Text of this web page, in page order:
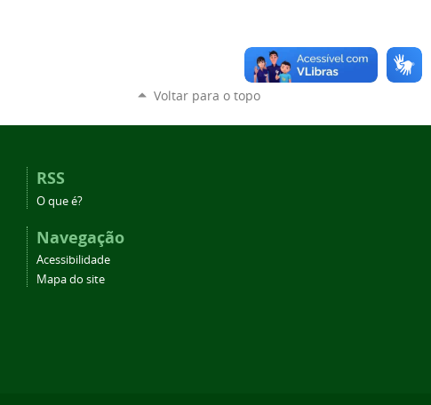
Voltar para o topo
RSS
O que é?
Navegação
Acessibilidade
Mapa do site